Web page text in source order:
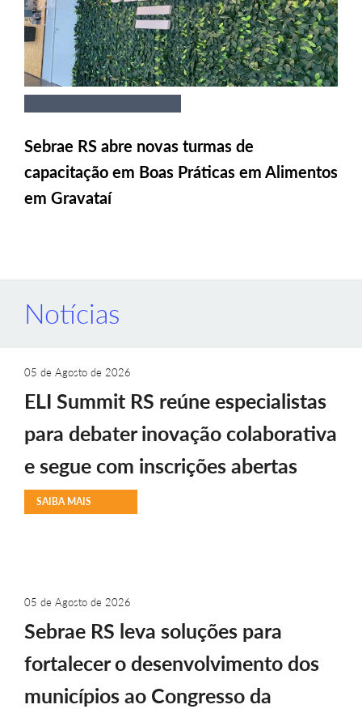
Sebrae RS abre novas turmas de
capacitação em Boas Práticas em Alimentos
em Gravataí
Notícias
05 de Agosto de 2026
ELI Summit RS reúne especialistas
para debater inovação colaborativa
e segue com inscrições abertas
SAIBA MAIS
05 de Agosto de 2026
Sebrae RS leva soluções para
fortalecer o desenvolvimento dos
municípios ao Congresso da